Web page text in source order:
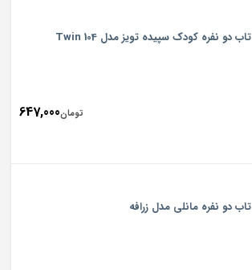
تاب دو نفره کودک سپیده تویز مدل Twin 104
تومان647,000
تاب دو نفره مانلی مدل زرافه